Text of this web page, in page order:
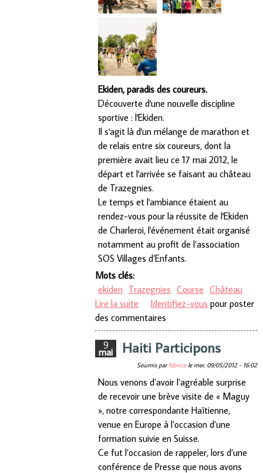
Ekiden, paradis des coureurs.
Découverte d'une nouvelle discipline
sportive : l'Ekiden.
Il s'agit là d'un mélange de marathon et
de relais entre six coureurs, dont la
première avait lieu ce 17 mai 2012, le
départ et l'arrivée se faisant au château
de Trazegnies.
Le temps et l'ambiance étaient au
rendez-vous pour la réussite de l'Ekiden
de Charleroi, l'événement était organisé
notamment au profit de l’association
SOS Villages d’Enfants.
Mots clés:
ekiden Trazegnies Course Château
Lire la suite de Ekiden 2012
Identifiez-vous pour poster
des commentaires
9
mai Haiti Participons
Soumis parfabricele mer, 09/05/2012 - 16:02
Nous venons d’avoir l’agréable surprise
de recevoir une brève visite de « Maguy
», notre correspondante Haïtienne,
venue en Europe à l’occasion d’une
formation suivie en Suisse.
Ce fut l’occasion de rappeler, lors d’une
conférence de Presse que nous avons